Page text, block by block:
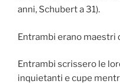
anni, Schubert a 31).
Entrambi erano maestri
Entrambi scrissero le
inquietanti e cupe